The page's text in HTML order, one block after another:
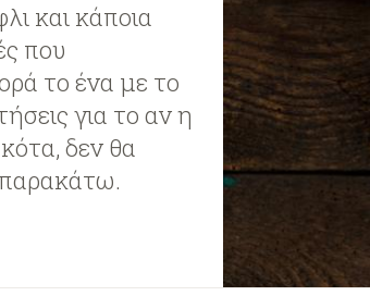
και κάποια
που
το ένα με το
για το αν η
δεν θα
παρακάτω.